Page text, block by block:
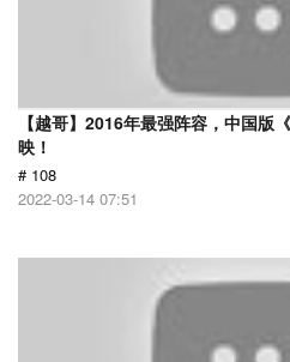
【越哥】2016年最强阵容，中国版
映！
# 108
2022-03-14 07:51